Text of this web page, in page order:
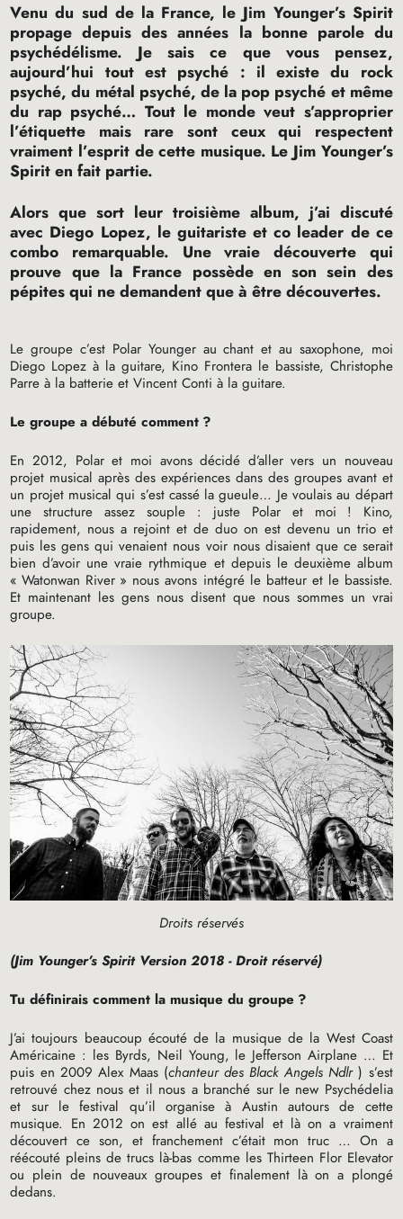
Venu du sud de la France, le Jim Younger’s Spirit
propage depuis des années la bonne parole du
psychédélisme. Je sais ce que vous pensez,
aujourd’hui tout est psyché : il existe du rock
psyché, du métal psyché, de la pop psyché et même
du rap psyché… Tout le monde veut s’approprier
l’étiquette mais rare sont ceux qui respectent
vraiment l’esprit de cette musique. Le Jim Younger’s
Spirit en fait partie.
Alors que sort leur troisième album, j’ai discuté
avec Diego Lopez, le guitariste et co leader de ce
combo remarquable. Une vraie découverte qui
prouve que la France possède en son sein des
pépites qui ne demandent que à être découvertes.
Le groupe c’est Polar Younger au chant et au saxophone, moi
Diego Lopez à la guitare, Kino Frontera le bassiste, Christophe
Parre à la batterie et Vincent Conti à la guitare.
Le groupe a débuté comment ?
En 2012, Polar et moi avons décidé d’aller vers un nouveau
projet musical après des expériences dans des groupes avant et
un projet musical qui s’est cassé la gueule… Je voulais au départ
une structure assez souple : juste Polar et moi
! Kino,
rapidement, nous a rejoint et de duo on est devenu un trio et
puis les gens qui venaient nous voir nous disaient que ce serait
bien d’avoir une vraie rythmique et depuis le deuxième album
« Watonwan River » nous avons intégré le batteur et le bassiste.
Et maintenant les gens nous disent que nous sommes un vrai
groupe.
Droits réservés
(Jim Younger’s Spirit Version 2018 - Droit réservé)
Tu définirais comment la musique du groupe ?
J’ai toujours beaucoup écouté de la musique de la West Coast
Américaine : les Byrds, Neil Young, le Jefferson Airplane … Et
puis en 2009 Alex Maas (chanteur des Black Angels Ndlr) s’est
retrouvé chez nous et il nous a branché sur le new Psychédelia
et sur le festival qu’il organise à Austin autours de cette
musique. En 2012 on est allé au festival et là on a vraiment
découvert ce son, et franchement c’était mon truc … On a
réécouté pleins de trucs là-bas comme les Thirteen Flor Elevator
ou plein de nouveaux groupes et finalement là on a plongé
dedans.